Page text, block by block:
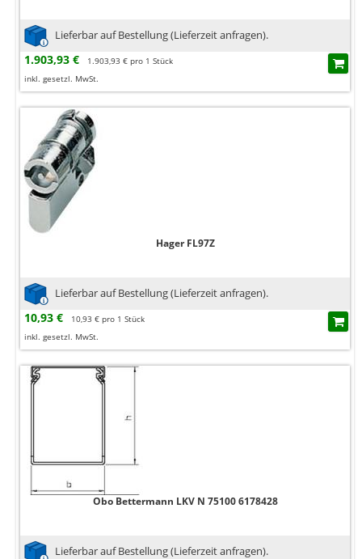
Lieferbar auf Bestellung (Lieferzeit anfragen).
1.903,93 €
1.903,93 € pro 1 Stück
inkl. gesetzl. MwSt.
Hager FL97Z
Lieferbar auf Bestellung (Lieferzeit anfragen).
10,93 €
10,93 € pro 1 Stück
inkl. gesetzl. MwSt.
Obo Bettermann LKV N 75100 6178428
Lieferbar auf Bestellung (Lieferzeit anfragen).